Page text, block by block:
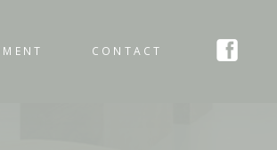
CONTACT